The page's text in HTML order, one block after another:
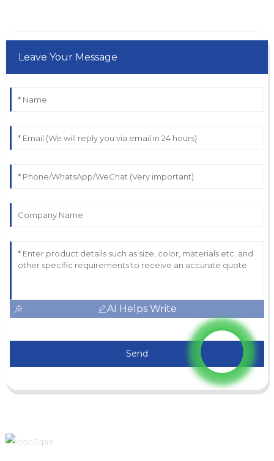
Leave Your Message
AI Helps Write
Send